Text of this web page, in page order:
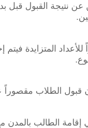
.
للأعداد المتزايدة
.
قبول الطلاب مقصوراً
إقامة الطالب بالمدن